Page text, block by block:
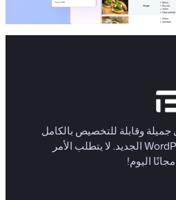
وقابلة للتخصيص بالكامل
باستخدام محرر موقع WordPress الجديد. لا يتطلب الأمر
اليوم!